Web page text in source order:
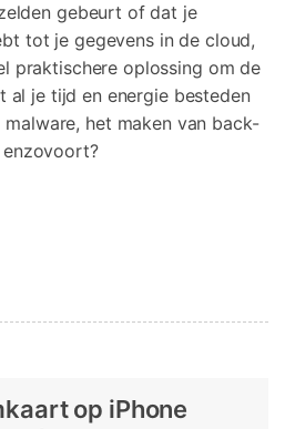
gebeurt of dat je
tot je gegevens in de cloud,
praktischere oplossing om de
al je tijd en energie besteden
het maken van back-
enzovoort?
op iPhone